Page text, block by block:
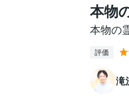
本物
本物の
評価
滝